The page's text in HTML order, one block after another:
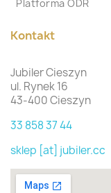
Platforma ODR
Kontakt
Jubiler Cieszyn
ul. Rynek 16
43-400 Cieszyn
33 858 37 44
sklep [at] jubiler.cc